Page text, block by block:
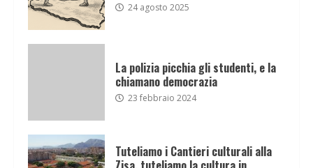
24 agosto 2025
La polizia picchia gli studenti, e la
chiamano democrazia
23 febbraio 2024
Tuteliamo i Cantieri culturali alla